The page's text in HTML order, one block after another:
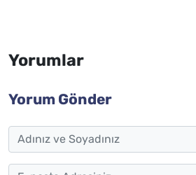
Yorumlar
Yorum Gönder